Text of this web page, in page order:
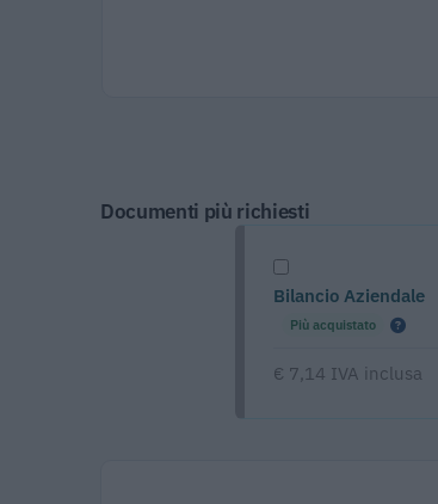
Documenti più richiesti
Bilancio Aziendale
Più acquistato
€ 7,14 IVA inclusa